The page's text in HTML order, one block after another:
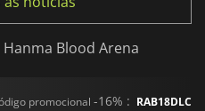
Blood Arena
promocional -16% : RAB18DLC